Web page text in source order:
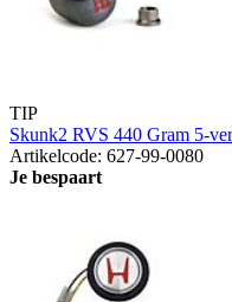
TIP
Skunk2 RVS 440 Gram 5-
Artikelcode: 627-99-0080
Je bespaart